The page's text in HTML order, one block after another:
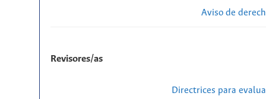
Aviso de
Revisores/as
Directrices para